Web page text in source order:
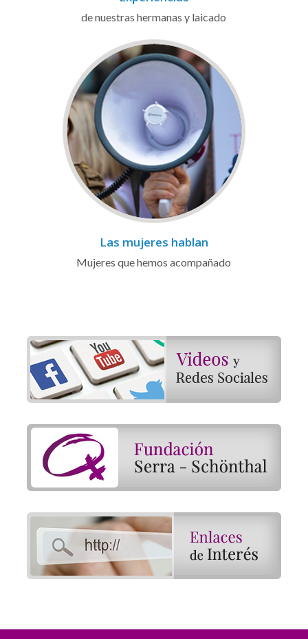
de nuestras hermanas y laicado
Las mujeres hablan
Mujeres que hemos acompañado